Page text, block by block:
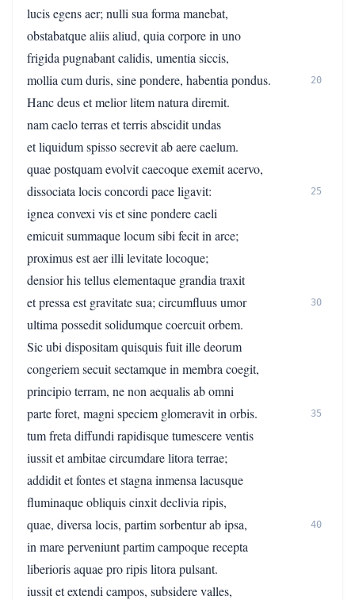
lucis egens aer; nulli sua forma manebat,
obstabatque aliis aliud, quia corpore in uno
frigida pugnabant calidis, umentia siccis,
mollia cum duris, sine pondere, habentia pondus.
20
Hanc deus et melior litem natura diremit.
nam caelo terras et terris abscidit undas
et liquidum spisso secrevit ab aere caelum.
quae postquam evolvit caecoque exemit acervo,
dissociata locis concordi pace ligavit:
25
ignea convexi vis et sine pondere caeli
emicuit summaque locum sibi fecit in arce;
proximus est aer illi levitate locoque;
densior his tellus elementaque grandia traxit
et pressa est gravitate sua; circumfluus umor
30
ultima possedit solidumque coercuit orbem.
Sic ubi dispositam quisquis fuit ille deorum
congeriem secuit sectamque in membra coegit,
principio terram, ne non aequalis ab omni
parte foret, magni speciem glomeravit in orbis.
35
tum freta diffundi rapidisque tumescere ventis
iussit et ambitae circumdare litora terrae;
addidit et fontes et stagna inmensa lacusque
fluminaque obliquis cinxit declivia ripis,
quae, diversa locis, partim sorbentur ab ipsa,
40
in mare perveniunt partim campoque recepta
liberioris aquae pro ripis litora pulsant.
iussit et extendi campos, subsidere valles,